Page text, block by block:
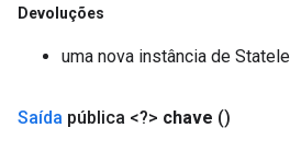
Devoluções
uma nova instância de
Saída pública <?> chave ()